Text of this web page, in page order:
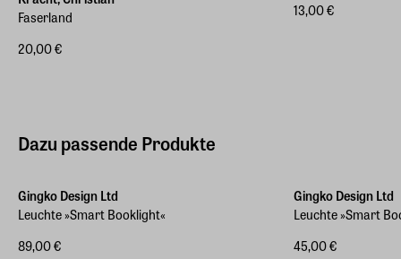
Faserland
20,00 €
13,00 €
Dazu passende Produkte
Gingko Design Ltd
Leuchte »Smart Booklight«
89,00 €
Gingko Design Ltd
Leuchte »Smart
45,00 €